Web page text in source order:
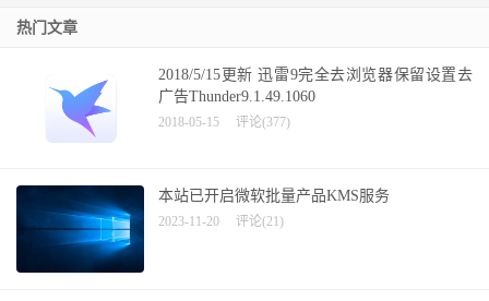
热门文章
2018/5/15更新 迅雷9完全去浏览器保留设置去
广告Thunder9.1.49.1060
2018-05-15 评论(377)
本站已开启微软批量产品KMS服务
2023-11-20 评论(21)